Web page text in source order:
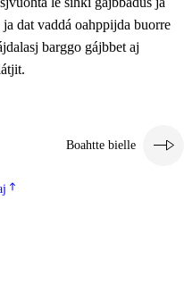
dat vaddá oahppijda buorre
barggo gájbbet aj
Boahtte bielle